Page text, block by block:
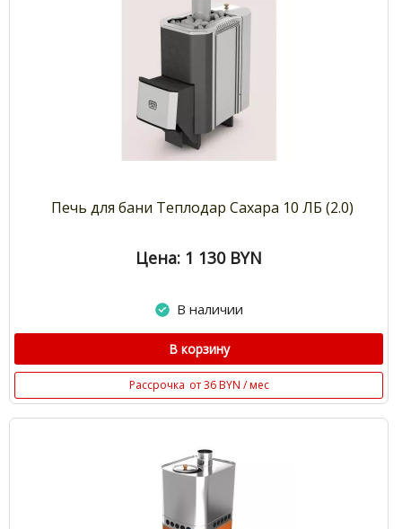
Печь для бани Теплодар Сахара 10 ЛБ (2.0)
Цена: 1 130 BYN
В наличии
В корзину
Рассрочка от 36 BYN / мес